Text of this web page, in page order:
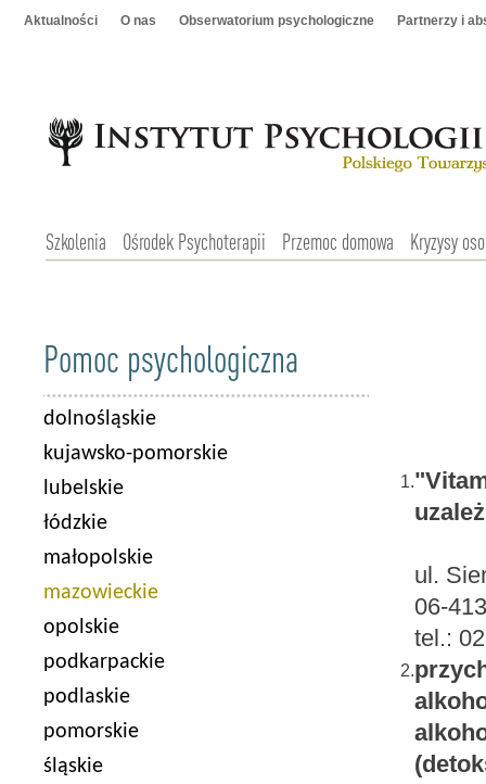
Aktualności O nas Obserwatorium psychologiczne Partnerzy i
Szkolenia Ośrodek Psychoterapii Przemoc domowa Kryzysy
Pomoc psychologiczna
dolnośląskie
kujawsko-pomorskie
lubelskie
łódzkie
małopolskie
mazowieckie
opolskie
podkarpackie
podlaskie
pomorskie
śląskie
1.
ul.
06-
tel.:
2.